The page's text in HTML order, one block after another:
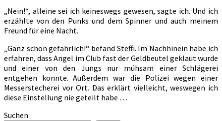
„Nein!“, alleine sei ich keineswegs gewesen, sagte ich. Und ich
erzählte von den Punks und dem Spinner und auch meinem
Freund für eine Nacht.
„Ganz schön gefährlich!“ befand Steffi. Im Nachhinein habe ich
erfahren, dass Angel im Club fast der Geldbeutel geklaut wurde
und einer von den Jungs nur mühsam einer Schlägerei
entgehen konnte. Außerdem war die Polizei wegen einer
Messerstecherei vor Ort. Das erklärt vielleicht, weswegen ich
diese Einstellung nie geteilt habe …
Suchen